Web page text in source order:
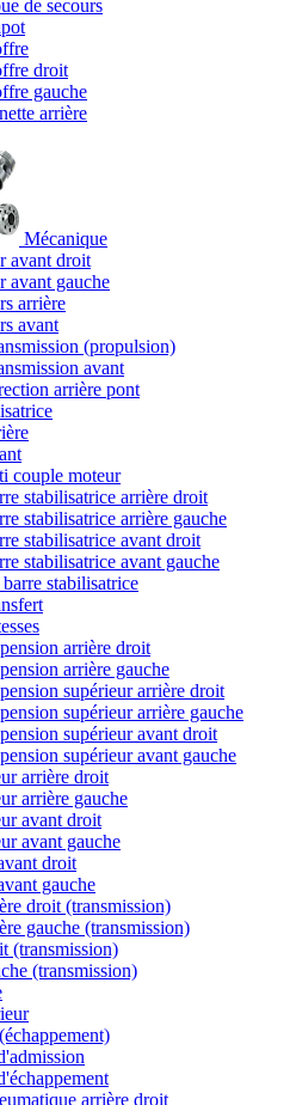
de secours
droit
gauche
arrière
Mécanique
avant droit
avant gauche
arrière
avant
(propulsion)
avant
arrière pont
couple moteur
stabilisatrice arrière droit
stabilisatrice arrière gauche
stabilisatrice avant droit
stabilisatrice avant gauche
stabilisatrice
arrière droit
arrière gauche
supérieur arrière droit
supérieur arrière gauche
supérieur avant droit
supérieur avant gauche
arrière droit
arrière gauche
avant droit
avant gauche
droit
gauche
droit (transmission)
gauche (transmission)
(transmission)
(transmission)
arrière droit